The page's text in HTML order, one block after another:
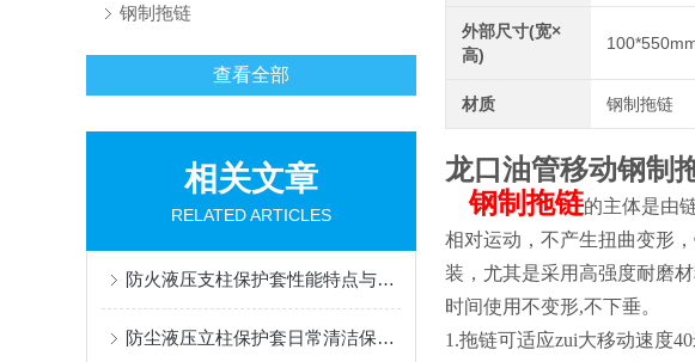
钢制拖链
查看全部
相关文章
RELATED ARTICLES
防火液压支柱保护套性能特点与阻燃防护应用
防尘液压立柱保护套日常清洁保养与更换规范
外部尺寸(宽×
高)
材质 钢制拖链
龙口油管移动钢制
钢制拖链的主体是由
相对运动，不产生扭曲变形
装，尤其是采用高强度耐磨
时间使用不变形,不下垂。
1.拖链可适应zui大移动速度40